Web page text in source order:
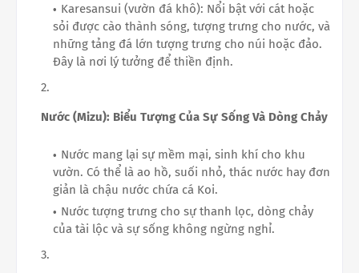
Karesansui (vườn đá khô): Nổi bật với cát hoặc
sỏi được cào thành sóng, tượng trưng cho nước, và
những tảng đá lớn tượng trưng cho núi hoặc đảo.
Đây là nơi lý tưởng để thiền định.
Nước (Mizu): Biểu Tượng Của Sự Sống Và Dòng Chảy
Nước mang lại sự mềm mại, sinh khí cho khu
vườn. Có thể là ao hồ, suối nhỏ, thác nước hay đơn
giản là chậu nước chứa cá Koi.
Nước tượng trưng cho sự thanh lọc, dòng chảy
của tài lộc và sự sống không ngừng nghỉ.